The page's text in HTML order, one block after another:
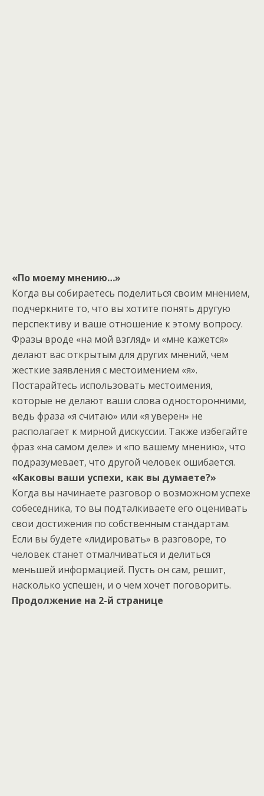
«По моему мнению…»
Когда вы собираетесь поделиться своим мнением,
подчеркните то, что вы хотите понять другую
перспективу и ваше отношение к этому вопросу.
Фразы вроде «на мой взгляд» и «мне кажется»
делают вас открытым для других мнений, чем
жесткие заявления с местоимением «я».
Постарайтесь использовать местоимения,
которые не делают ваши слова односторонними,
ведь фраза «я считаю» или «я уверен» не
располагает к мирной дискуссии. Также избегайте
фраз «на самом деле» и «по вашему мнению», что
подразумевает, что другой человек ошибается.
«Каковы ваши успехи, как вы думаете?»
Когда вы начинаете разговор о возможном успехе
собеседника, то вы подталкиваете его оценивать
свои достижения по собственным стандартам.
Если вы будете «лидировать» в разговоре, то
человек станет отмалчиваться и делиться
меньшей информацией. Пусть он сам, решит,
насколько успешен, и о чем хочет поговорить.
Продолжение на 2-й странице